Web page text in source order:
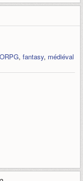
, fantasy, médiéval